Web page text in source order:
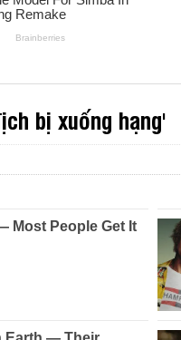
bị xuống hạng'